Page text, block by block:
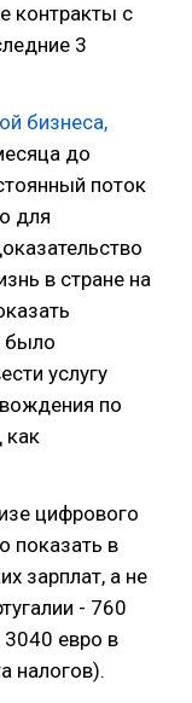
контракты с
3
бизнеса,
до
поток
для
в стране на
было
услугу
по
как
цифрового
показать в
зарплат, а не
- 760
евро в
налогов).